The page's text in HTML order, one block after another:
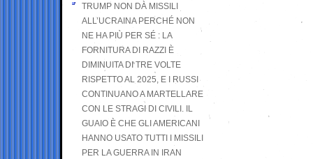
TRUMP NON DÀ MISSILI
ALL’UCRAINA PERCHÉ NON
NE HA PIÙ PER SÉ : LA
FORNITURA DI RAZZI È
DIMINUITA DI TRE VOLTE
RISPETTO AL 2025, E I RUSSI
CONTINUANO A MARTELLARE
CON LE STRAGI DI CIVILI. IL
GUAIO È CHE GLI AMERICANI
HANNO USATO TUTTI I MISSILI
PER LA GUERRA IN IRAN